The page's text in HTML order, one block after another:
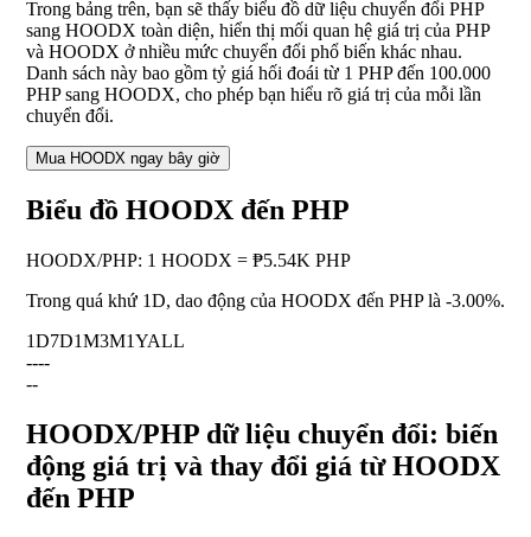
Trong bảng trên, bạn sẽ thấy biểu đồ dữ liệu chuyển đổi PHP
sang HOODX toàn diện, hiển thị mối quan hệ giá trị của PHP
và HOODX ở nhiều mức chuyển đổi phổ biến khác nhau.
Danh sách này bao gồm tỷ giá hối đoái từ 1 PHP đến 100.000
PHP sang HOODX, cho phép bạn hiểu rõ giá trị của mỗi lần
chuyển đổi.
Mua HOODX ngay bây giờ
Biểu đồ HOODX đến PHP
HOODX/PHP: 1 HOODX = ₱5.54K PHP
Trong quá khứ 1D, dao động của HOODX đến PHP là -3.00%.
1D7D1M3M1YALL
----
--
HOODX/PHP dữ liệu chuyển đổi: biến
động giá trị và thay đổi giá từ HOODX
đến PHP